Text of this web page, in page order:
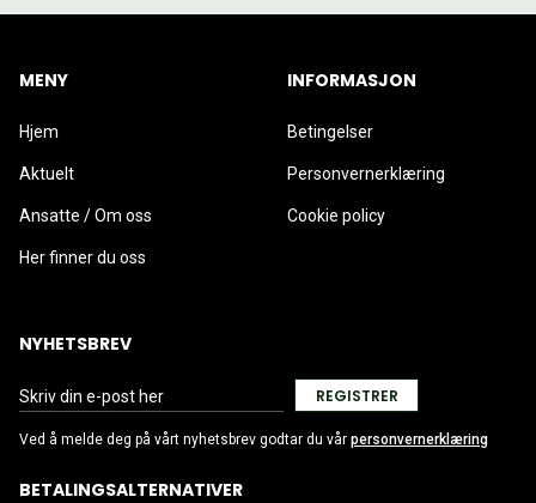
MENY
Hjem
Aktuelt
Ansatte / Om oss
Her finner du oss
INFORMASJON
Betingelser
Personvernerklæring
Cookie policy
NYHETSBREV
REGISTRER
Ved å melde deg på vårt nyhetsbrev godtar du vår personvernerklæring
BETALINGSALTERNATIVER